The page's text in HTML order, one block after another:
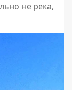
не река,